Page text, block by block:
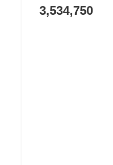
3,534,750